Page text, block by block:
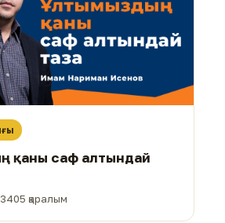
қаны саф алтындай
3405 қаралым